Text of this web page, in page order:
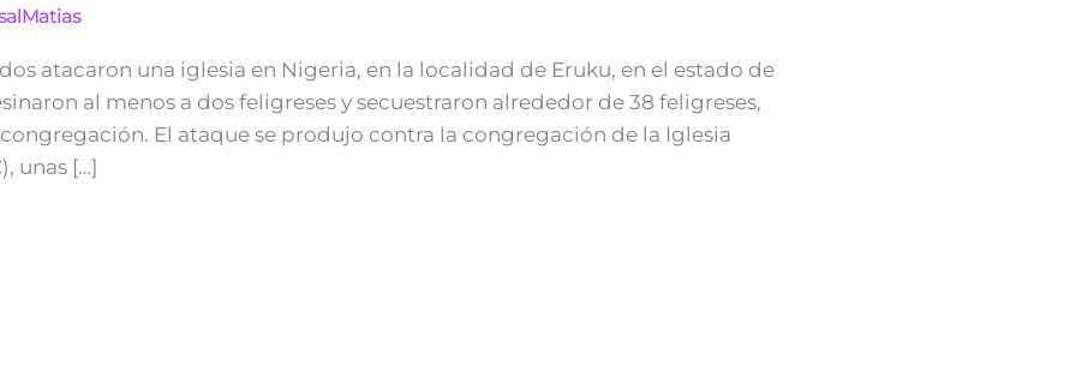
atacaron una iglesia en Nigeria, en la localidad de Eruku, en el estado de
al menos a dos feligreses y secuestraron alrededor de 38 feligreses,
El ataque se produjo contra la congregación de la Iglesia
unas […]